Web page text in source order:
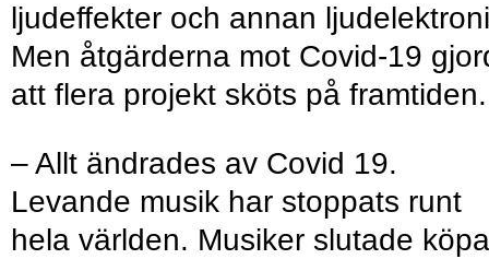
ljudeffekter och annan
Men åtgärderna mot Covid-19
att flera projekt sköts på framtiden.
– Allt ändrades av Covid 19.
Levande musik har stoppats runt
hela världen. Musiker slutade köpa